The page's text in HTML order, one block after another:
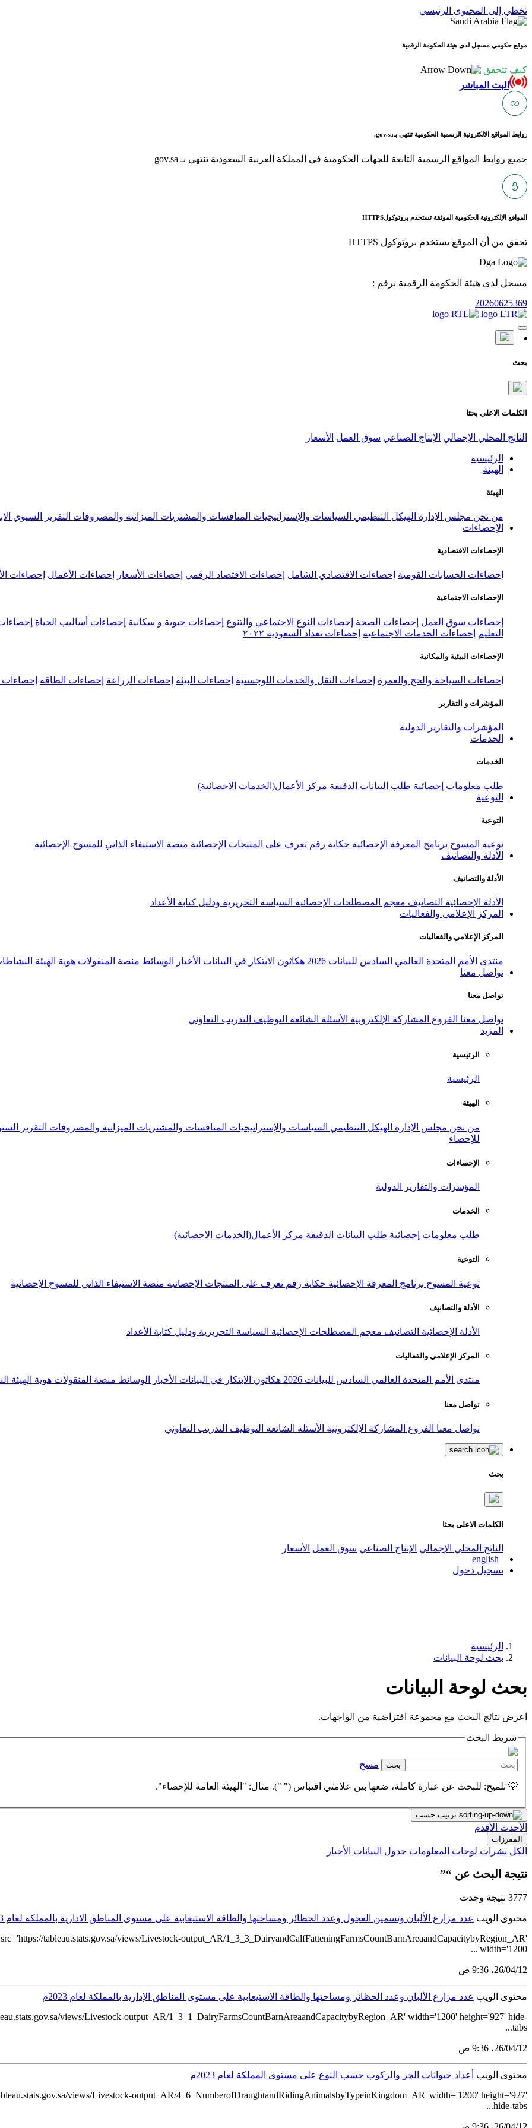
تخطي إلى المحتوى الرئيسي
موقع حكومي مسجل لدى هيئة الحكومة الرقمية
كيف تتحقق
البث المباشر
روابط المواقع الالكترونية الرسمية الحكومية تنتهي بـgov.sa.
جميع روابط المواقع الرسمية التابعة للجهات الحكومية في المملكة العربية السعودية تنتهي بـ gov.sa
المواقع الإلكترونية الحكومية الموثقة تستخدم بروتوكولHTTPS
تحقق من أن الموقع يستخدم بروتوكول HTTPS
مسجل لدى هيئة الحكومة الرقمية برقم :
20260625369
بحث
الكلمات الاعلى بحثا
الناتج المحلي الإجمالي الإنتاج الصناعي سوق العمل الأسعار
الرئيسية
الهيئة
الهيئة
من نحن مجلس الإدارة الهيكل التنظيمي السياسات والإستراتيجيات المنافسات والمشتريات الميزانية والمصروفات التقرير السنوي
الإحصاءات
الإحصاءات الاقتصادية
إحصاءات الحسابات القومية إحصاءات الاقتصادي الشامل إحصاءات الاقتصاد الرقمي إحصاءات الأسعار إحصاءات الأعمال إحصاءات
الإحصاءات الاجتماعية
إحصاءات سوق العمل إحصاءات الصحة إحصاءات النوع الاجتماعي والتنوع إحصاءات حيوية و سكانية إحصاءات أساليب الحياة
التعليم
إحصاءات الخدمات الاجتماعية إحصاءات تعداد السعودية ٢٠٢٢
الإحصاءات البيئية والمكانية
إحصاءات السياحة والحج والعمرة إحصاءات النقل والخدمات اللوجستية إحصاءات البيئة إحصاءات الزراعة إحصاءات الطاقة إحصاءات
المؤشرات و التقارير
المؤشرات والتقارير الدولية
الخدمات
الخدمات
طلب معلومات إحصائية طلب البيانات الدقيقة مركز الأعمال(الخدمات الاحصائية)
التوعية
التوعية
توعية المسوح برنامج المعرفة الإحصائية حكاية رقم تعرف على المنتجات الإحصائية منصة الاستيفاء الذاتي للمسوح الإحصائية
الأدلة والتصانيف
الأدلة والتصانيف
الأدلة الإحصائية التصانيف معجم المصطلحات الإحصائية السياسة التحريرية ودليل كتابة الأعداد
المركز الإعلامي والفعاليات
المركز الإعلامي والفعاليات
منتدى الأمم المتحدة العالمي السادس للبيانات 2026 هكاثون الابتكار في البيانات الأخبار الوسائط منصة المنقولات هوية الهيئة
تواصل معنا
تواصل معنا
تواصل معنا الفروع المشاركة الإلكترونية الأسئلة الشائعة التوظيف التدريب التعاوني
المزيد
الرئيسية
الرئيسية
الهيئة
من نحن مجلس الإدارة الهيكل التنظيمي السياسات والإستراتيجيات المنافسات والمشتريات الميزانية والمصروفات التقرير
للإحصاء
الإحصاءات
المؤشرات والتقارير الدولية
الخدمات
طلب معلومات إحصائية طلب البيانات الدقيقة مركز الأعمال(الخدمات الاحصائية)
التوعية
توعية المسوح برنامج المعرفة الإحصائية حكاية رقم تعرف على المنتجات الإحصائية منصة الاستيفاء الذاتي للمسوح الإحصائية
الأدلة والتصانيف
الأدلة الإحصائية التصانيف معجم المصطلحات الإحصائية السياسة التحريرية ودليل كتابة الأعداد
المركز الإعلامي والفعاليات
منتدى الأمم المتحدة العالمي السادس للبيانات 2026 هكاثون الابتكار في البيانات الأخبار الوسائط منصة المنقولات هوية الهيئة
تواصل معنا
تواصل معنا الفروع المشاركة الإلكترونية الأسئلة الشائعة التوظيف التدريب التعاوني
بحث
الكلمات الاعلى بحثا
الناتج المحلي الإجمالي الإنتاج الصناعي سوق العمل الأسعار
english
تسجيل دخول
الرئيسية
بحث لوحة البيانات
بحث لوحة البيانات
اعرض نتائج البحث مع مجموعة افتراضية من الواجهات.
شريط البحث
بحث مسح
💡 تلميح: للبحث عن عبارة كاملة، ضعها بين علامتي اقتباس (" "). مثال: "الهيئة العامة للإحصاء".
ترتيب حسب
الأحدث الأقدم
المفرزات
الكل نشرات لوحات المعلومات جدول البيانات الأخبار
نتيجة البحث عن “”
3777 نتيجة وجدت
محتوى الويب عدد مزارع الألبان وتسمين العجول وعدد الحظائر ومساحتها والطاقة الاستيعابية على مستوى المناطق الادارية بالمملكة لعام 2023م
tableau.stats.gov.sa/views/Livestock-output_AR/1_3_3_DairyandCalfFatteningFarmsCountBarnAreaandCapacitybyRegion_AR'
width='1200'...
12‏/04‏/26، 9:36 ص
محتوى الويب عدد مزارع الألبان وعدد الحظائر ومساحتها والطاقة الاستيعابية على مستوى المناطق الإدارية بالمملكة لعام 2023م
views/Livestock-output_AR/1_3_1_DairyFarmsCountBarnAreaandCapacitybyRegion_AR' width='1200' height='927' hide-
tabs...
12‏/04‏/26، 9:36 ص
محتوى الويب
أعداد حيوانات الجر والركوب حسب النوع على مستوى المملكة لعام 2023م
views/Livestock-output_AR/4_6_NumberofDraughtandRidingAnimalsbyTypeinKingdom_AR' width='1200' height='927'
hide-tabs...